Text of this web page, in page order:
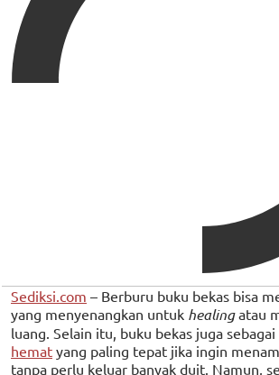
Sediksi.com – Berburu buku bekas bisa
yang menyenangkan untuk healingatau
luang. Selain itu, buku bekas juga sebagai
hemat yang paling tepat jika ingin
tanpa perlu keluar banyak duit. Namun,